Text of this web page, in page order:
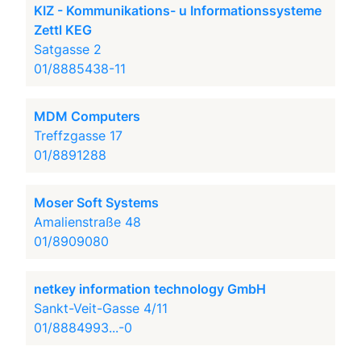
KIZ - Kommunikations- u Informationssysteme
Zettl KEG
Satgasse 2
01/8885438-11
MDM Computers
Treffzgasse 17
01/8891288
Moser Soft Systems
Amalienstraße 48
01/8909080
netkey information technology GmbH
Sankt-Veit-Gasse 4/11
01/8884993...-0